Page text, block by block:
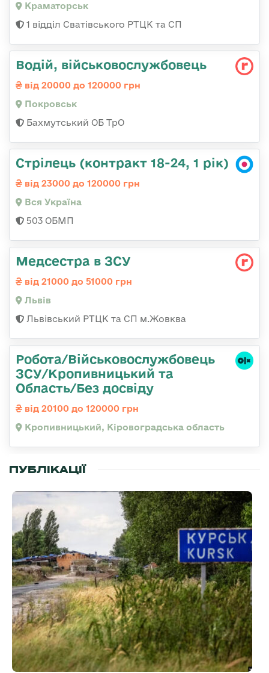
Краматорськ
1 відділ Сватівського РТЦК та СП
Водій, військовослужбовець
від 20000 до 120000 грн
Покровськ
Бахмутський ОБ ТрО
Стрілець (контракт 18-24, 1 рік)
від 23000 до 120000 грн
Вся Україна
503 ОБМП
Медсестра в ЗСУ
від 21000 до 51000 грн
Львів
Львівський РТЦК та СП м.Жовква
Робота/Військовослужбовець
ЗСУ/Кропивницький та
Область/Без досвіду
від 20100 до 120000 грн
Кропивницький, Кіровоградська область
ПУБЛІКАЦІЇ